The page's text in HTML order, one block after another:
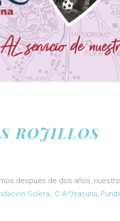
ROJILLOS
después de dos años,
Solera, C.A Osasuna,